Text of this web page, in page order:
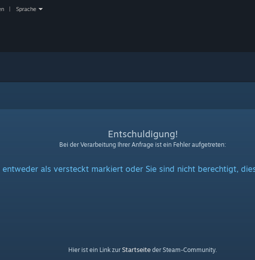
Sprache
Entschuldigung!
Bei der Verarbeitung Ihrer Anfrage ist ein Fehler aufgetreten:
entweder als versteckt markiert oder Sie sind nicht berechtigt,
Hier ist ein Link zurStartseite der Steam-Community.